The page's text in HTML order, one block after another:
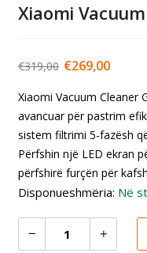
Xiaomi
€319,00 €269,00
Xiaomi Vacuum Cleaner
avancuar për pastrim
sistem filtrimi 5-fazësh
Përfshin një LED ekran
përfshirë furçën për
Disponueshmëria: Në